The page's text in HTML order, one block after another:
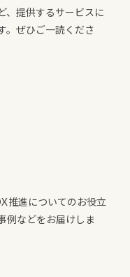
、提供するサービスに
。ぜひご一読くださ
推進についてのお役立
例などをお届けしま